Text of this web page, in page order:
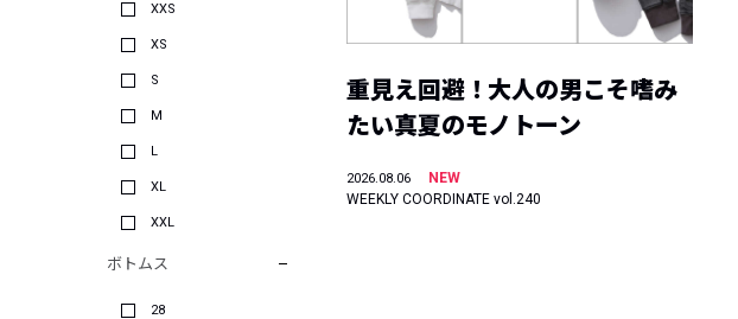
XXS
XS
S
M
L
XL
XXL
ボトムス
28
重見え回避！大人の男こそ嗜み
たい真夏のモノトーン
2026.08.06
NEW
WEEKLY COORDINATE vol.240